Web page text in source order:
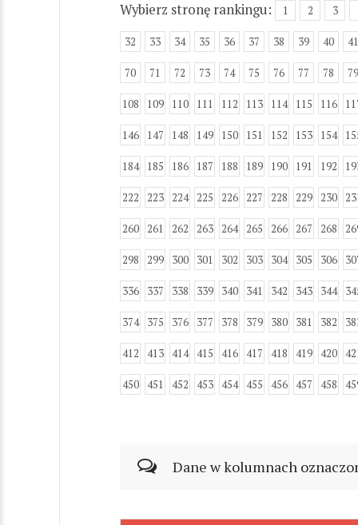
Wybierz stronę rankingu: 1 2 3
32 33 34 35 36 37 38 39 40 41
70 71 72 73 74 75 76 77 78 79
108 109 110 111 112 113 114 115 116
146 147 148 149 150 151 152 153 154
184 185 186 187 188 189 190 191 192
222 223 224 225 226 227 228 229 230
260 261 262 263 264 265 266 267 268
298 299 300 301 302 303 304 305 306
336 337 338 339 340 341 342 343 344
374 375 376 377 378 379 380 381 382
412 413 414 415 416 417 418 419 420
450 451 452 453 454 455 456 457 458
Dane w kolumnach